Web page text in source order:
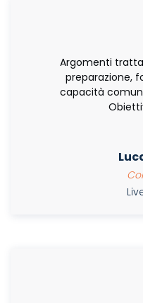
Argomenti
preparazione,
capacità